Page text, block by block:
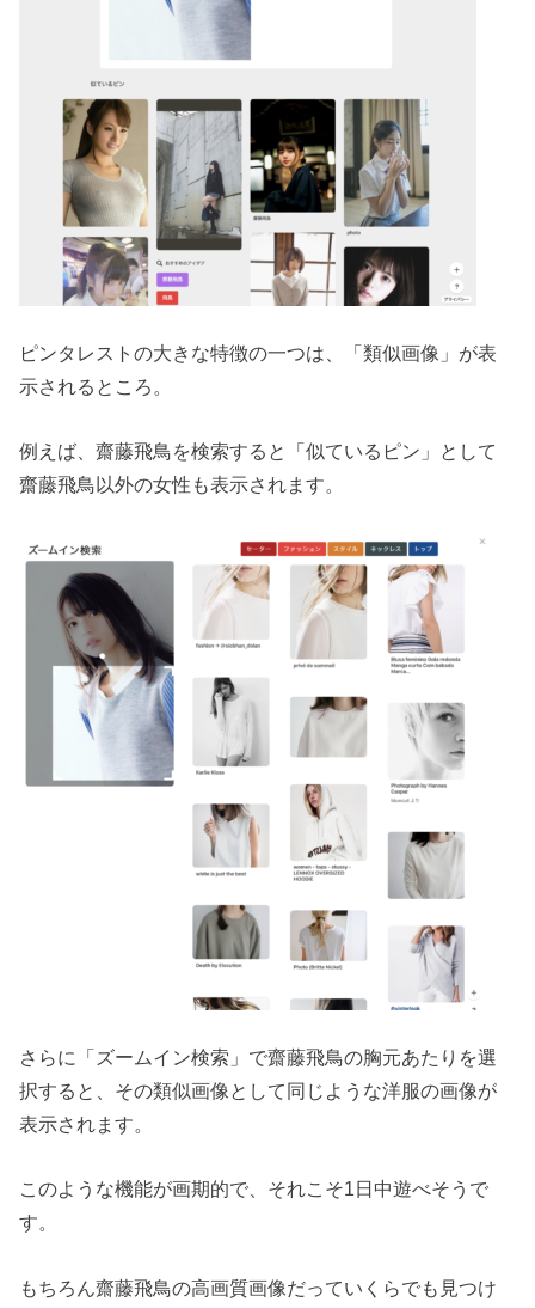
ピンタレストの大きな特徴の一つは、「類似画像」が表
示されるところ。
例えば、齋藤飛鳥を検索すると「似ているピン」として
齋藤飛鳥以外の女性も表示されます。
さらに「ズームイン検索」で齋藤飛鳥の胸元あたりを選
択すると、その類似画像として同じような洋服の画像が
表示されます。
このような機能が画期的で、それこそ1日中遊べそうで
す。
もちろん齋藤飛鳥の高画質画像だっていくらでも見つけ